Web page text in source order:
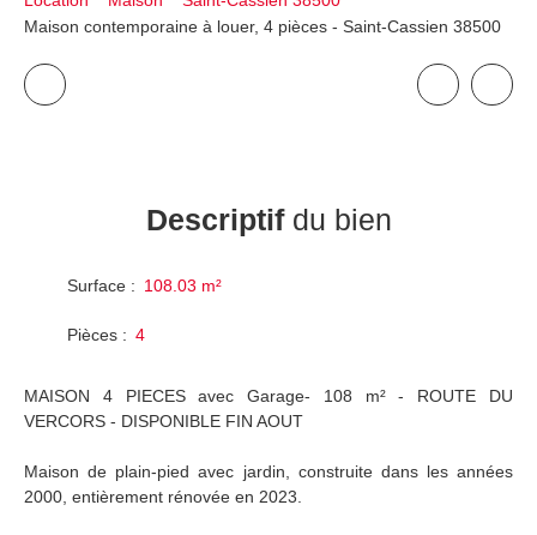
Maison contemporaine à louer, 4 pièces - Saint-Cassien 38500
Descriptifdu bien
Surface : 108.03 m²
Pièces : 4
MAISON 4 PIECES avec Garage- 108 m² - ROUTE DU
VERCORS - DISPONIBLE FIN AOUT
Maison de plain-pied avec jardin, construite dans les années
2000, entièrement rénovée en 2023.